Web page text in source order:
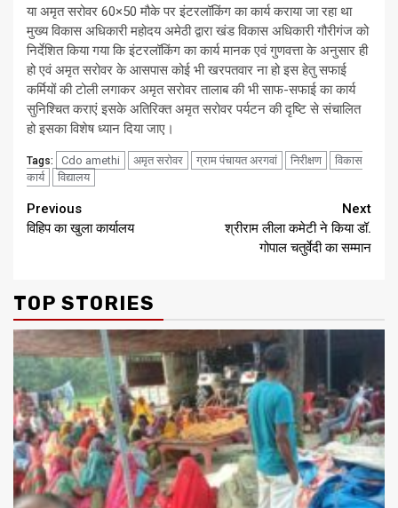
या अमृत सरोवर 60×50 मौके पर इंटरलॉकिंग का कार्य कराया जा रहा था
मुख्य विकास अधिकारी महोदय अमेठी द्वारा खंड विकास अधिकारी गौरीगंज को
निर्देशित किया गया कि इंटरलॉकिंग का कार्य मानक एवं गुणवत्ता के अनुसार ही
हो एवं अमृत सरोवर के आसपास कोई भी खरपतवार ना हो इस हेतु सफाई
कर्मियों की टोली लगाकर अमृत सरोवर तालाब की भी साफ-सफाई का कार्य
सुनिश्चित कराएं इसके अतिरिक्त अमृत सरोवर पर्यटन की दृष्टि से संचालित
हो इसका विशेष ध्यान दिया जाए।
Tags: Cdo amethi अमृत सरोवर ग्राम पंचायत अरगवां निरीक्षण
विकास
कार्य
विद्यालय
Continue
Reading
Previous
विहिप का खुला कार्यालय
Next
श्रीराम लीला कमेटी ने किया डॉ.
गोपाल चतुर्वेदी का सम्मान
TOP STORIES